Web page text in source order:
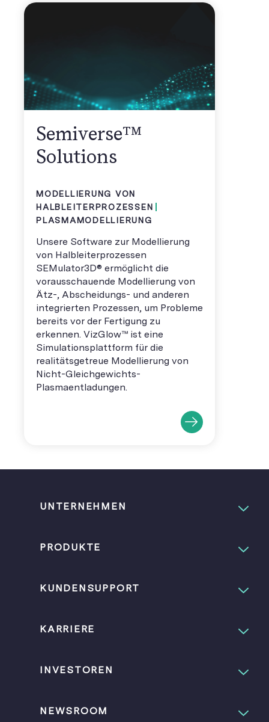
Semiverse™
Solutions
MODELLIERUNG VON
HALBLEITERPROZESSEN
PLASMAMODELLIERUNG
Unsere Software zur Modellierung
von Halbleiterprozessen
SEMulator3D® ermöglicht die
vorausschauende Modellierung von
Ätz-, Abscheidungs- und anderen
integrierten Prozessen, um Probleme
bereits vor der Fertigung zu
erkennen. VizGlow™ ist eine
Simulationsplattform für die
realitätsgetreue Modellierung von
Nicht-Gleichgewichts-
Plasmaentladungen.
UNTERNEHMEN
PRODUKTE
KUNDENSUPPORT
KARRIERE
INVESTOREN
NEWSROOM